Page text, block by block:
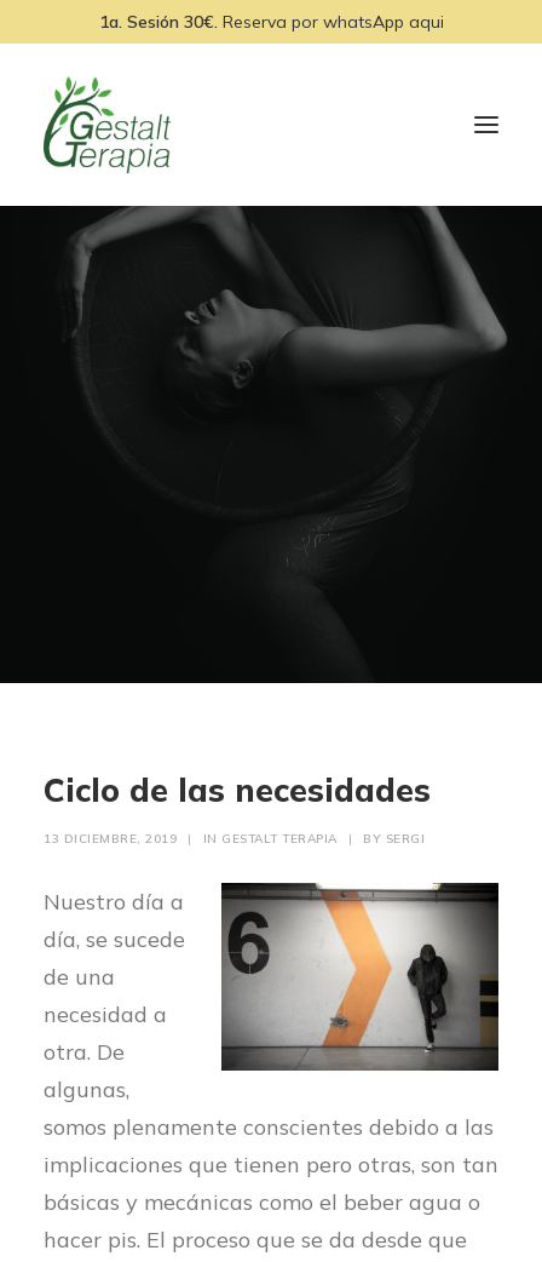
1a. Sesión 30€.Reserva por whatsApp aqui
INICIO
EQUIPO
MEDITACIONES
Ciclo de las necesidades
13 DICIEMBRE, 2019 | IN GESTALT TERAPIA | BY SERGI
Nuestro día a
día, se sucede
de una
necesidad a
otra. De
algunas,
somos plenamente conscientes debido a las
implicaciones que tienen pero otras, son tan
básicas y mecánicas como el beber agua o
hacer pis. El proceso que se da desde que